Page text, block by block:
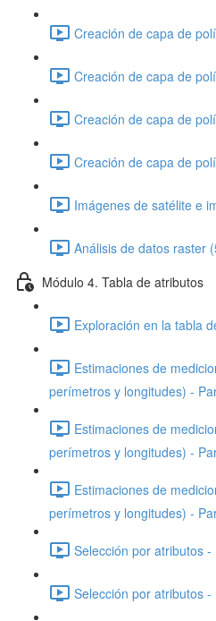
Creación de capa de
Creación de capa de
Creación de capa de
Creación de capa de
Imágenes de satélite e
Análisis de datos raster
Módulo 4. Tabla de atributos
Exploración en la tabla
Estimaciones de
perímetros y longitudes) -
Estimaciones de
perímetros y longitudes) -
Estimaciones de
perímetros y longitudes) -
Selección por atributos
Selección por atributos